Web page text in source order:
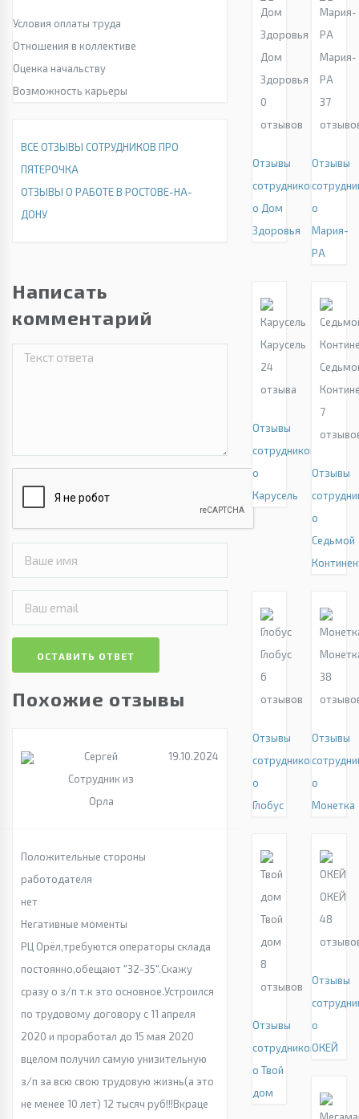
Условия оплаты труда
Отношения в коллективе
Оценка начальству
Возможность карьеры
ВСЕ ОТЗЫВЫ СОТРУДНИКОВ ПРО
ПЯТЕРОЧКА
ОТЗЫВЫ О РАБОТЕ В РОСТОВЕ-НА-
ДОНУ
Написать
комментарий
ОСТАВИТЬ ОТВЕТ
Похожие отзывы
Сергей
Сотрудник из
Орла
19.10.2024
Положительные стороны
работодателя
нет
Негативные моменты
РЦ Орёл,требуются операторы склада
постоянно,обещают "32-35".Скажу
сразу о з/п т.к это основное.Устроился
по трудовому договору с 11 апреля
2020 и проработал до 15 мая 2020
вцелом получил самую унизительную
з/п за всю свою трудовую жизнь(а это
не менее 10 лет) 12 тысяч руб!!!Вкраце
Дом
Здоровья
0
отзывов
Отзывы
сотрудников
о Дом
Здоровья
Мария-
РА
37
Отзывы
о
Мария-
РА
Карусель
24
отзыва
Отзывы
сотрудников
о
Карусель
7
Отзывы
о
Седьмой
Глобус
6
отзывов
Отзывы
сотрудников
о
Глобус
38
Отзывы
о
Монетка
Твой
дом
8
отзывов
Отзывы
сотрудников
о Твой
дом
ОКЕЙ
48
Отзывы
о
ОКЕЙ